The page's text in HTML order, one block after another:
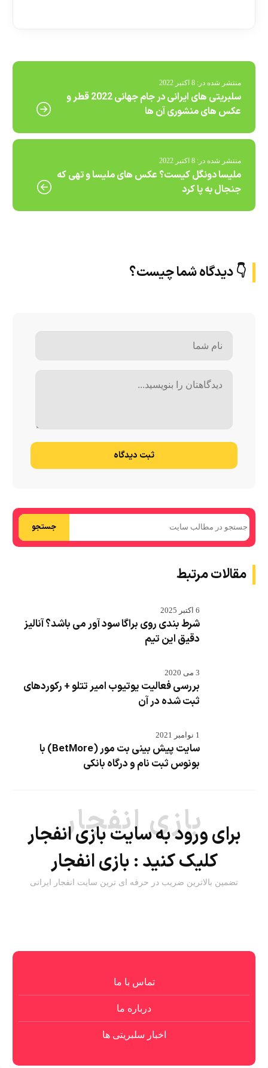
منتشر شده در: 8 اکتبر 2022
سلبریتی های ایرانی در جام جهانی 2022 قطر و
عکس های منشوری آن ها
منتشر شده در: 8 اکتبر 2022
ملیسا دونگل کیست؟ عکس های ملیسا و تهی که
جنجال به پا کرد
👇 دیدگاه شما چیست؟
ثبت دیدگاه
جستجو
مقالات مرتبط
6 اکتبر 2025
شرط بندی روی براگا سود آور می باشد؟ آنالیز
دقیق این تیم
3 می 2020
بررسی فعالیت یوتیوب امیر تتلو + رکوردهای
ثبت شده در آن
1 نوامبر 2021
سایت پیش بینی بت مور (BetMore) با
بونوس ثبت نام و درگاه بانکی
بازی انفجار
برای ورود به سایت بازی انفجار
کلیک کنید : بازی انفجار
تضمین بالاترین ضریب در حرفه ای ترین سایت انفجار ایرانی
تماس با ما
درباره ما
اخبار سلبریتی ها